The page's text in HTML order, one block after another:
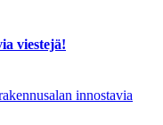
viestejä!
innostavia